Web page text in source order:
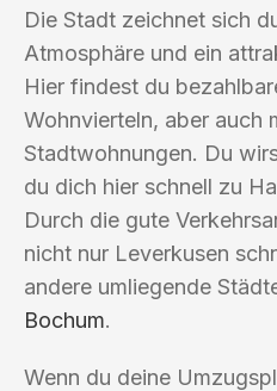
Die Stadt zeichnet sich
Atmosphäre und ein
Hier findest du
Wohnvierteln, aber auch
Stadtwohnungen. Du
du dich hier schnell zu
Durch die gute
nicht nur Leverkusen
andere umliegende
Bochum.
Wenn du deine